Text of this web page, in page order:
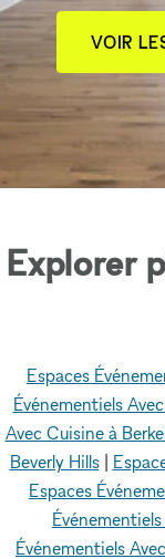
VOIR
Explorer
Espaces
Événementiels
Avec Cuisine à
Beverly Hills|
Espaces
Événementiels